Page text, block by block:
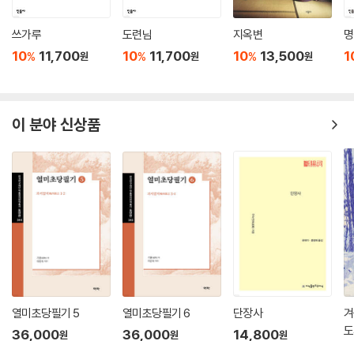
쓰가루
10% 11,700원
도련님
10% 11,700원
지옥변
10% 13,500원
이 분야 신상품
열미초당필기 5
36,000원
열미초당필기 6
36,000원
단장사
14,800원